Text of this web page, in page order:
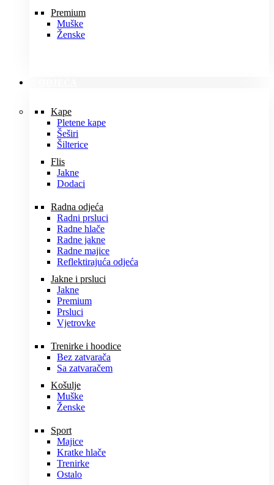
Premium
Muške
Ženske
Kape
Pletene kape
Šeširi
Šilterice
Flis
Jakne
Dodaci
Radna odjeća
Radni prsluci
Radne hlače
Radne jakne
Radne majice
Reflektirajuća odjeća
Jakne i prsluci
Jakne
Premium
Prsluci
Vjetrovke
Trenirke i hoodice
Bez zatvarača
Sa zatvaračem
Košulje
Muške
Ženske
Sport
Majice
Kratke hlače
Trenirke
Ostalo